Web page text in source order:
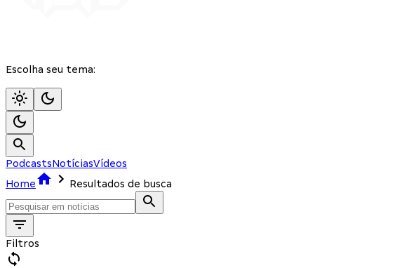
Escolha seu tema:
PodcastsNotíciasVídeos
Home
Resultados de busca
Filtros